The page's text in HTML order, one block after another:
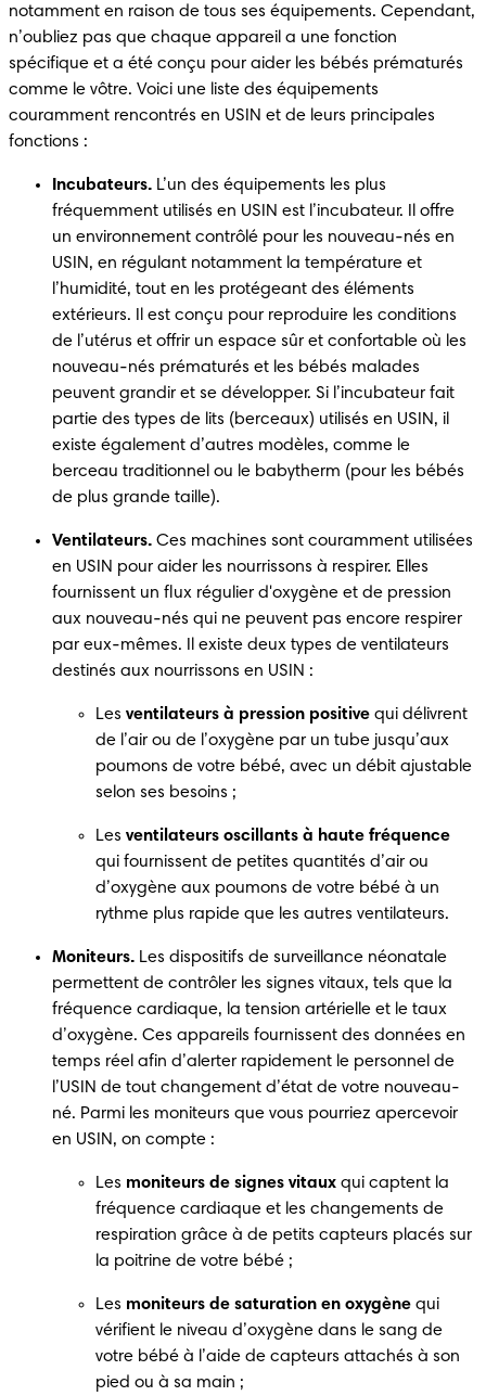
notamment en raison de tous ses équipements. Cependant,
n’oubliez pas que chaque appareil a une fonction
spécifique et a été conçu pour aider les bébés prématurés
comme le vôtre. Voici une liste des équipements
couramment rencontrés en USIN et de leurs principales
fonctions :
Incubateurs. L’un des équipements les plus
fréquemment utilisés en USIN est l’incubateur. Il offre
un environnement contrôlé pour les nouveau-nés en
USIN, en régulant notamment la température et
l’humidité, tout en les protégeant des éléments
extérieurs. Il est conçu pour reproduire les conditions
de l’utérus et offrir un espace sûr et confortable où les
nouveau-nés prématurés et les bébés malades
peuvent grandir et se développer. Si l’incubateur fait
partie des types de lits (berceaux) utilisés en USIN, il
existe également d’autres modèles, comme le
berceau traditionnel ou le babytherm (pour les bébés
de plus grande taille).
Ventilateurs. Ces machines sont couramment utilisées
en USIN pour aider les nourrissons à respirer. Elles
fournissent un flux régulier d'oxygène et de pression
aux nouveau-nés qui ne peuvent pas encore respirer
par eux-mêmes. Il existe deux types de ventilateurs
destinés aux nourrissons en USIN :
Les ventilateurs à pression positive qui délivrent
de l’air ou de l’oxygène par un tube jusqu’aux
poumons de votre bébé, avec un débit ajustable
selon ses besoins ;
Les
qui fournissent de petites quantités d’air ou
d’oxygène aux poumons de votre bébé à un
rythme plus rapide que les autres ventilateurs.
Moniteurs. Les dispositifs de surveillance néonatale
permettent de contrôler les signes vitaux, tels que la
fréquence cardiaque, la tension artérielle et le taux
d’oxygène. Ces appareils fournissent des données en
temps réel afin d’alerter rapidement le personnel de
l’USIN de tout changement d’état de votre nouveau-
né. Parmi les moniteurs que vous pourriez apercevoir
en USIN, on compte :
Les moniteurs de signes vitaux qui captent la
fréquence cardiaque et les changements de
respiration grâce à de petits capteurs placés sur
la poitrine de votre bébé ;
Les moniteurs de saturation en oxygène qui
vérifient le niveau d’oxygène dans le sang de
votre bébé à l’aide de capteurs attachés à son
pied ou à sa main ;